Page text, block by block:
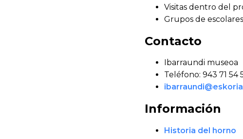
Visitas dentro del
Grupos de
Contacto
Ibarraundi museoa
Teléfono: 943 71 54
Información
Historia del horno